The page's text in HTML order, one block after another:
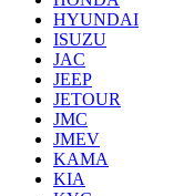
HYUNDAI
ISUZU
JAC
JEEP
JETOUR
JMC
JMEV
KAMA
KIA